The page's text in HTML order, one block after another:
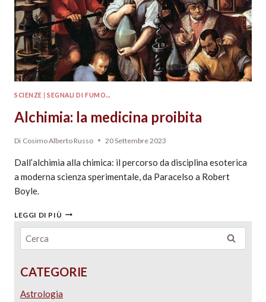
SCIENZE |SEGNALI DI FUMO...
Alchimia: la medicina proibita
Di Cosimo Alberto Russo 20 Settembre 2023
Dall’alchimia alla chimica: il percorso da disciplina esoterica
a moderna scienza sperimentale, da Paracelso a Robert
Boyle.
LEGGI DI PIÙ
CATEGORIE
Astrologia